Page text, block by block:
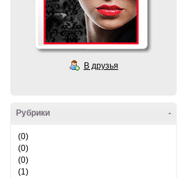
В друзья
-
Рубрики
(0)
(0)
(0)
(1)